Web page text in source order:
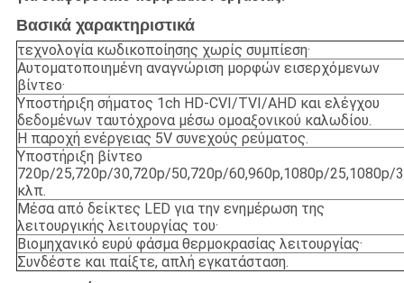
Βασικά χαρακτηριστικά
τεχνολογία κωδικοποίησης χωρίς συμπίεση·
Αυτοματοποιημένη αναγνώριση μορφών εισερχόμενων
βίντεο·
Υποστήριξη σήματος 1ch HD-CVI/TVI/AHD και ελέγχου
δεδομένων ταυτόχρονα μέσω ομοαξονικού καλωδίου.
Η παροχή ενέργειας 5V συνεχούς ρεύματος.
Υποστήριξη βίντεο
720p/25,720p/30,720p/50,720p/60,960p,1080p/25,1080p/
κλπ.
Μέσα από δείκτες LED για την ενημέρωση της
λειτουργικής λειτουργίας του·
Βιομηχανικό ευρύ φάσμα θερμοκρασίας λειτουργίας·
Συνδέστε και παίξτε, απλή εγκατάσταση.